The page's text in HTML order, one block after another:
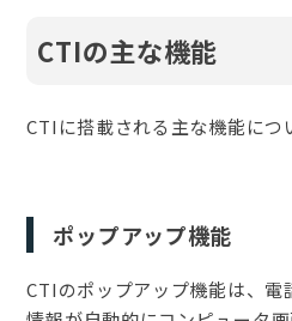
CTIの主な機能
CTIに搭載される主な機能につ
ポップアップ機能
CTIのポップアップ機能は、電